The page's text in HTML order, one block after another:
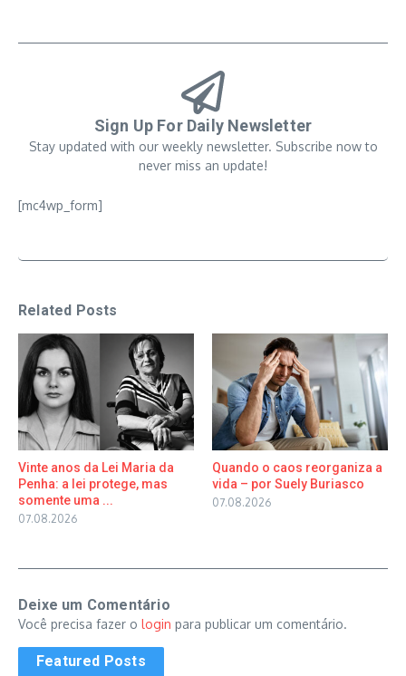
Sign Up For Daily Newsletter
Stay updated with our weekly newsletter. Subscribe now to
never miss an update!
[mc4wp_form]
Related Posts
Vinte anos da Lei Maria da
Penha: a lei protege, mas
somente uma ...
07.08.2026
Quando o caos reorganiza a
vida – por Suely Buriasco
07.08.2026
Deixe um Comentário
Você precisa fazer o login para publicar um comentário.
Featured Posts